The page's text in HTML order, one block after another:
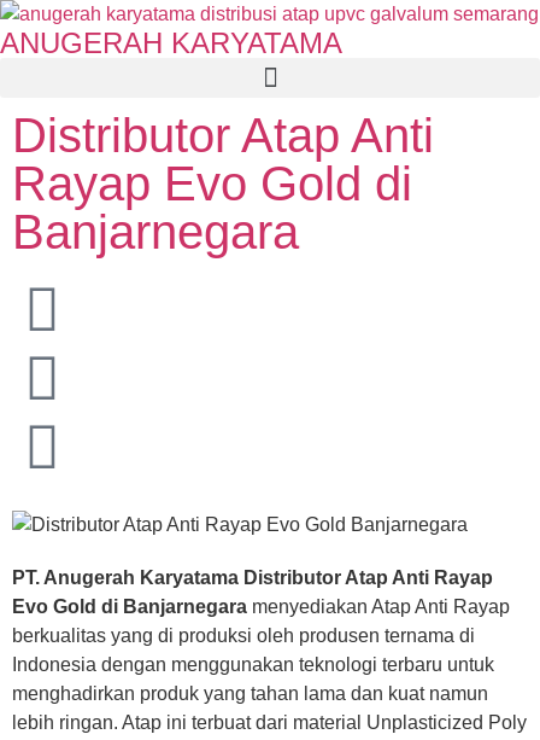
ANUGERAH KARYATAMA
Distributor Atap Anti
Rayap Evo Gold di
Banjarnegara
PT. Anugerah Karyatama Distributor Atap Anti Rayap
Evo Gold di Banjarnegara menyediakan Atap Anti Rayap
berkualitas yang di produksi oleh produsen ternama di
Indonesia dengan menggunakan teknologi terbaru untuk
menghadirkan produk yang tahan lama dan kuat namun
lebih ringan. Atap ini terbuat dari material Unplasticized Poly